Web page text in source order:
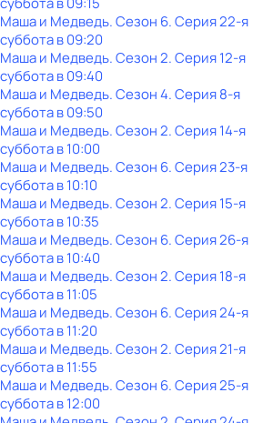
Маша и Медведь. Сезон 6. Серия 22-я
субботав09:20
Маша и Медведь. Сезон 2. Серия 12-я
субботав09:40
Маша и Медведь. Сезон 4. Серия 8-я
субботав09:50
Маша и Медведь. Сезон 2. Серия 14-я
субботав10:00
Маша и Медведь. Сезон 6. Серия 23-я
субботав10:10
Маша и Медведь. Сезон 2. Серия 15-я
субботав10:35
Маша и Медведь. Сезон 6. Серия 26-я
субботав10:40
Маша и Медведь. Сезон 2. Серия 18-я
субботав11:05
Маша и Медведь. Сезон 6. Серия 24-я
субботав11:20
Маша и Медведь. Сезон 2. Серия 21-я
субботав11:55
Маша и Медведь. Сезон 6. Серия 25-я
субботав12:00